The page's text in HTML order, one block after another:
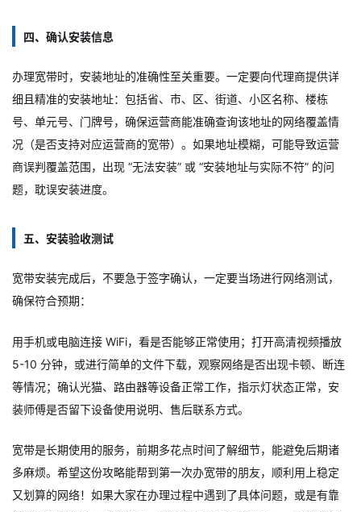
四、确认安装信息
办理宽带时，安装地址的准确性至关重要。一定要向代理商提供详
细且精准的安装地址：包括省、市、区、街道、小区名称、楼栋
号、单元号、门牌号，确保运营商能准确查询该地址的网络覆盖情
况（是否支持对应运营商的宽带）。如果地址模糊，可能导致运营
商误判覆盖范围，出现 “无法安装” 或 “安装地址与实际不符” 的问
题，耽误安装进度。
五、安装验收测试
宽带安装完成后，不要急于签字确认，一定要当场进行网络测试，
确保符合预期：
用手机或电脑连接 WiFi，看是否能够正常使用；打开高清视频播放
5-10 分钟，或进行简单的文件下载，观察网络是否出现卡顿、断连
等情况；确认光猫、路由器等设备正常工作，指示灯状态正常，安
装师傅是否留下设备使用说明、售后联系方式。
宽带是长期使用的服务，前期多花点时间了解细节，能避免后期诸
多麻烦。希望这份攻略能帮到第一次办宽带的朋友，顺利用上稳定
又划算的网络！如果大家在办理过程中遇到了具体问题，或是有靠